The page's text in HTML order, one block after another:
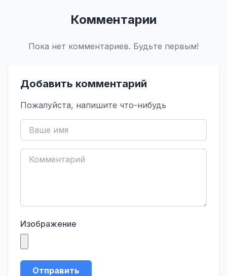
Комментарии
Пока нет комментариев. Будьте первым!
Добавить комментарий
Пожалуйста, напишите что-нибудь
Изображение
Отправить